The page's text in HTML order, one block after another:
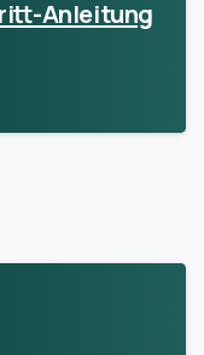
Anleitung